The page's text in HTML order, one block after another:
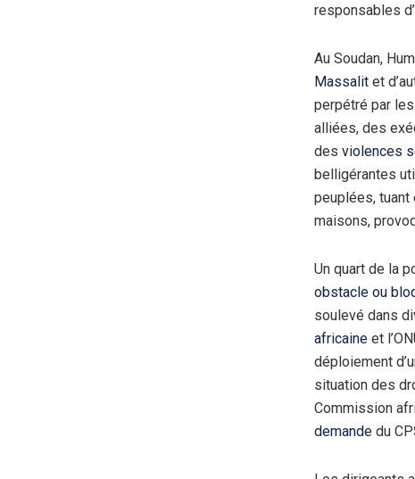
responsables
Au Soudan,
Massalit et
perpétré par
alliées, des
des violences
belligérantes
peuplées,
maisons,
Un quart de la
obstacle ou
soulevé dans
africaine et
déploiement
situation des
Commission
demande du